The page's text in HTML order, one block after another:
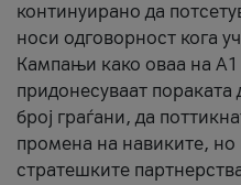
континуирано да
носи одговорност кога
Кампањи како оваа на A1
придонесуваат
број граѓани, да
промена на навиките, но
стратешките